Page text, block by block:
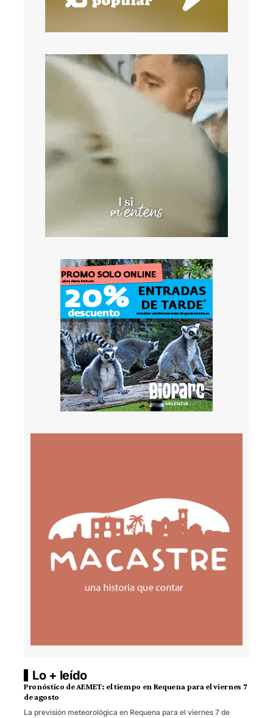
Lo + leído
Pronóstico de AEMET: el tiempo en Requena para el viernes 7
de agosto
La previsión meteorológica en Requena para el viernes 7 de